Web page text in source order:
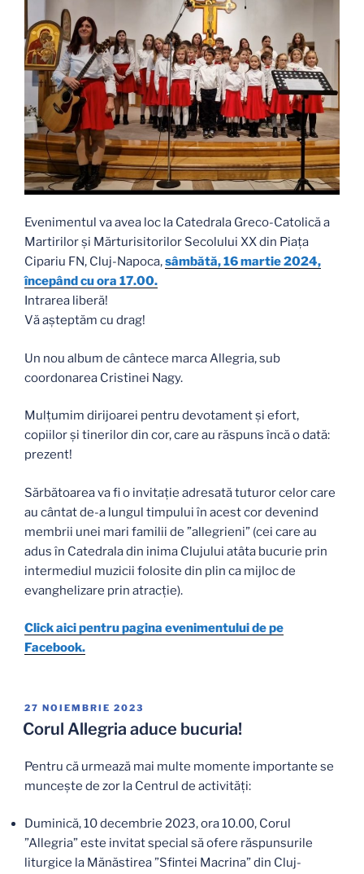
Evenimentul va avea loc la Catedrala Greco-Catolică a
Martirilor și Mărturisitorilor Secolului XX din Piața
Cipariu FN, Cluj-Napoca,sâmbătă, 16 martie 2024,
începând cu ora 17.00.
Intrarea liberă!
Vă așteptăm cu drag!
Un nou album de cântece marca Allegria, sub
coordonarea Cristinei Nagy.
Mulțumim dirijoarei pentru devotament și efort,
copiilor și tinerilor din cor, care au răspuns încă o dată:
prezent!
Sărbătoarea va fi o invitație adresată tuturor celor care
au cântat de-a lungul timpului în acest cor devenind
membrii unei mari familii de ”allegrieni” (cei care au
adus în Catedrala din inima Clujului atâta bucurie prin
intermediul muzicii folosite din plin ca mijloc de
evanghelizare prin atracție).
Click aici pentru pagina evenimentului de pe
Facebook.
PUBLICAT
PE
27 NOIEMBRIE 2023
Corul Allegria aduce bucuria!
Pentru că urmează mai multe momente importante se
muncește de zor la Centrul de activități:
Duminică, 10 decembrie 2023, ora 10.00, Corul
”Allegria” este invitat special să ofere răspunsurile
liturgice la Mănăstirea ”Sfintei Macrina” din Cluj-